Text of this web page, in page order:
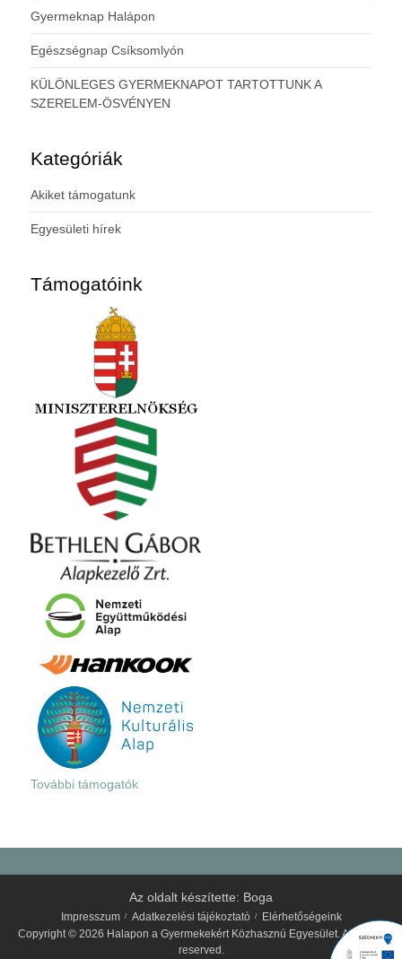
Gyermeknap Halápon
Egészségnap Csíksomlyón
KÜLÖNLEGES GYERMEKNAPOT TARTOTTUNK A
SZERELEM-ÖSVÉNYEN
Kategóriák
Akiket támogatunk
Egyesületi hírek
Támogatóink
További támogatók
Az oldalt készítette: Boga
Impresszum Adatkezelési tájékoztató
Elérhetőségeink
Copyright © 2026 Halapon a Gyermekekért Közhasznú Egyesület. All rights
reserved.